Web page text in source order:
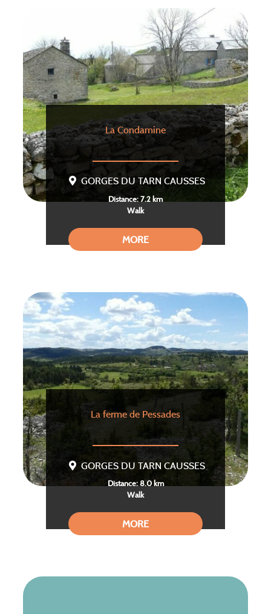
La Condamine
GORGES DU TARN CAUSSES
Distance: 7.2 km
Walk
MORE
La ferme de Pessades
GORGES DU TARN CAUSSES
Distance: 8.0 km
Walk
MORE